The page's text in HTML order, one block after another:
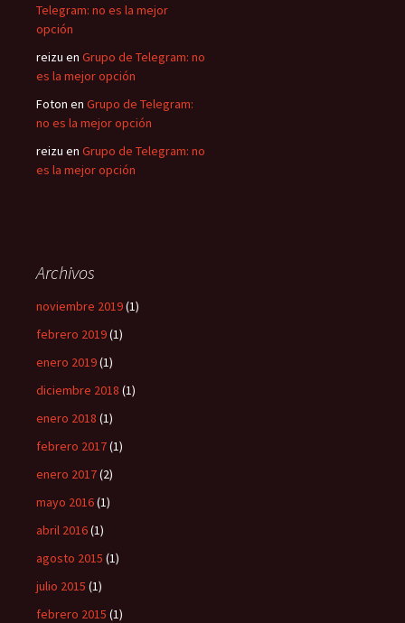
Telegram: no es la mejor
opción
reizu en Grupo de Telegram: no
es la mejor opción
Foton en Grupo de Telegram:
no es la mejor opción
reizu en Grupo de Telegram: no
es la mejor opción
Archivos
noviembre 2019(1)
febrero 2019(1)
enero 2019(1)
diciembre 2018 (1)
enero 2018 (1)
febrero 2017(1)
enero 2017(2)
mayo 2016(1)
abril 2016(1)
agosto 2015 (1)
julio 2015 (1)
febrero 2015 (1)